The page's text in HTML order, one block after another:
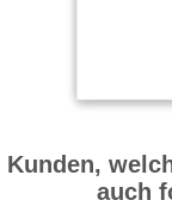
Kunden,
auch